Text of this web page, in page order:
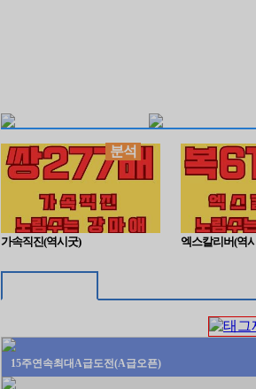
가속직진(역시굿)
분석
엑스칼리버(역
15주연속최대A급도전(A급오픈)